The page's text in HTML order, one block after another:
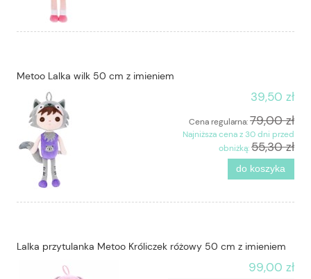
Metoo Lalka wilk 50 cm z imieniem
39,50 zł
Cena regularna:79,00 zł
Najniższa cena z 30 dni przed
obniżką:55,30 zł
do koszyka
Lalka przytulanka Metoo Króliczek różowy 50 cm z imieniem
99,00 zł